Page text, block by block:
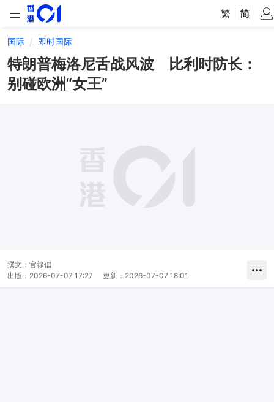
繁 简
国际 即时国际
特朗普梅洛尼舌战风波 比利时防长：
别碰欧洲“女王”
撰文： 官禄倡
出版： 2026-07-07 17:27 更新： 2026-07-07 18:01